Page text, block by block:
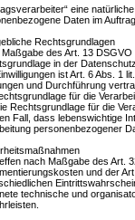
eine
Daten im
Rechtsgrundlagen
des Art. 13
in der
ist Art. 6 Abs. 1
und Durchführung
für die
Rechtsgrundlage für die
Fall, dass lebenswichtige
personenbezogener
nach Maßgabe des Art.
und der
technische und